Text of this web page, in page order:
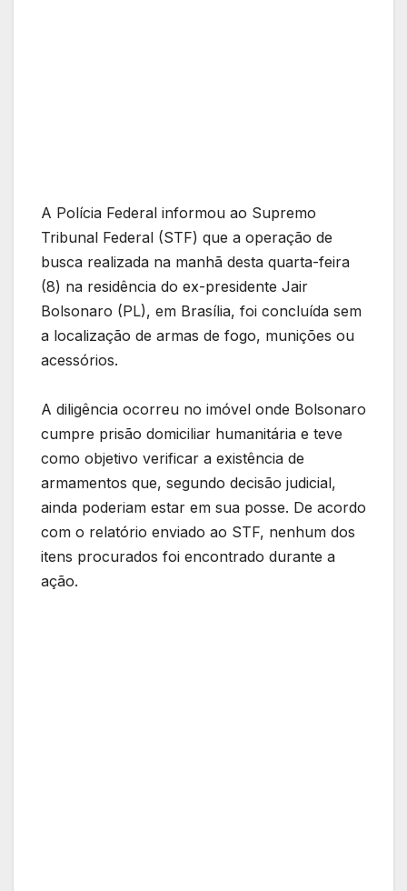
A Polícia Federal informou ao Supremo
Tribunal Federal (STF) que a operação de
busca realizada na manhã desta quarta-feira
(8) na residência do ex-presidente Jair
Bolsonaro (PL), em Brasília, foi concluída sem
a localização de armas de fogo, munições ou
acessórios.
A diligência ocorreu no imóvel onde Bolsonaro
cumpre prisão domiciliar humanitária e teve
como objetivo verificar a existência de
armamentos que, segundo decisão judicial,
ainda poderiam estar em sua posse. De acordo
com o relatório enviado ao STF, nenhum dos
itens procurados foi encontrado durante a
ação.